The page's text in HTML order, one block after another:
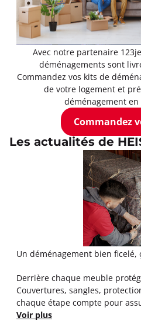
Avec notre partenaire
déménagements sont
Commandez vos kits de
de votre logement et
déménagement
Commandez
Les actualités de
Un déménagement bien ficelé,
Derrière chaque meuble
Couvertures, sangles,
chaque étape compte pour
Voir plus